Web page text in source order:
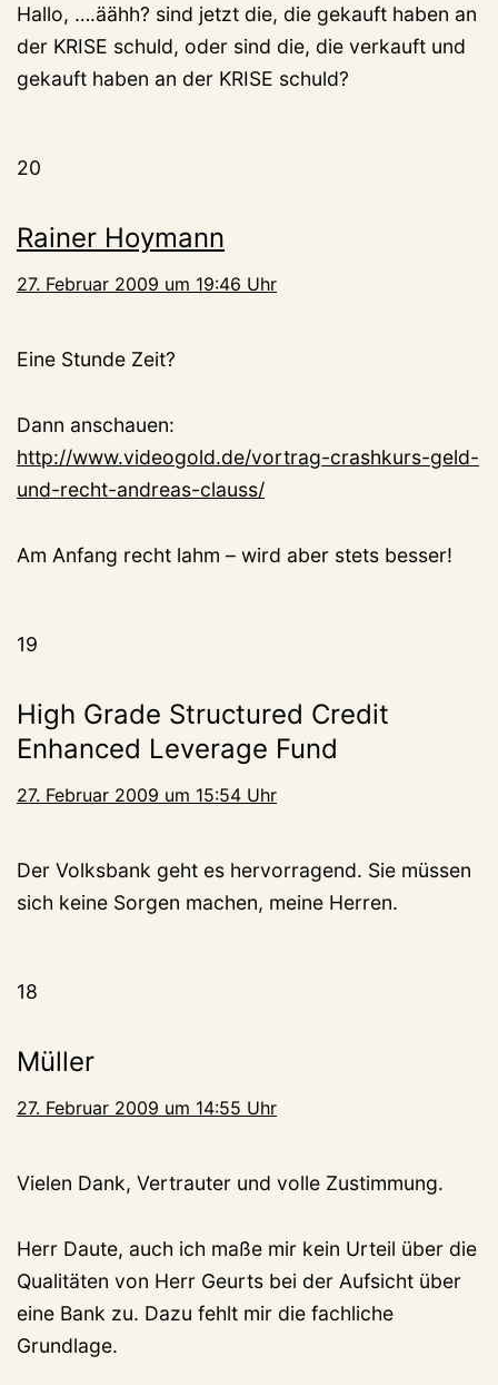
Hallo, ….äähh? sind jetzt die, die gekauft haben an
der KRISE schuld, oder sind die, die verkauft und
gekauft haben an der KRISE schuld?
20
Rainer Hoymann
27. Februar 2009 um 19:46 Uhr
Eine Stunde Zeit?
Dann anschauen:
http://www.videogold.de/vortrag-crashkurs-geld-
und-recht-andreas-clauss/
Am Anfang recht lahm – wird aber stets besser!
19
High Grade Structured Credit
Enhanced Leverage Fund
27. Februar 2009 um 15:54 Uhr
Der Volksbank geht es hervorragend. Sie müssen
sich keine Sorgen machen, meine Herren.
18
Müller
27. Februar 2009 um 14:55 Uhr
Vielen Dank, Vertrauter und volle Zustimmung.
Herr Daute, auch ich maße mir kein Urteil über die
Qualitäten von Herr Geurts bei der Aufsicht über
eine Bank zu. Dazu fehlt mir die fachliche
Grundlage.